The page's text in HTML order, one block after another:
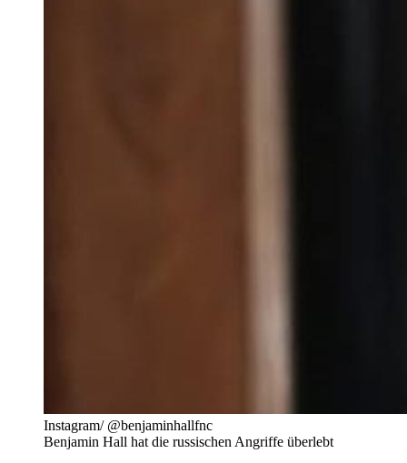
Instagram/ @benjaminhallfnc
Benjamin Hall hat die russischen Angriffe überlebt